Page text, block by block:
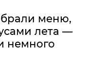
меню,
лета —
немного